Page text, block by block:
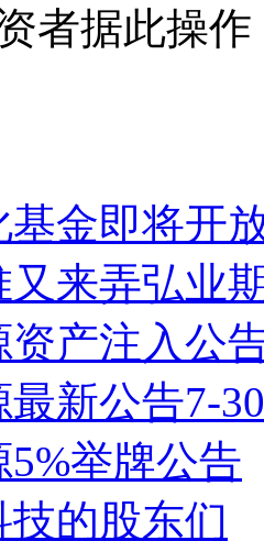
者据此操
基金即将开
又来弄弘业
资产注入公
最新公告7-30
5%举牌公告
的股东们